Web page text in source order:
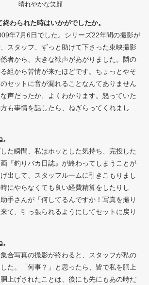
晴れやかな笑顔
わられた時はいかがでしたか。
年7月6日でした。シリーズ22年間の撮影が
スタッフ、ずっと助けて下さった東映撮影
者から、大きな歓声があがりました。隣の
組から苦情が来たほどです。ちょっとやそ
セットに音が漏れることなんてありません
声だったか、よくわかります。怒っていた
も事情を話したら、ねぎらってくれまし
た瞬間、私はホッとした気持ち、完投した
『釣りバカ日誌』が終わってしまうことが
出して、スタッフルームに引きこもりまし
にやらなくても良い経費精算をしたりし
手さんが「何してるんですか！写真を撮り
て、引っ張られるようにしてセットに戻り
合写真の撮影が終わると、スタッフが私の
た。「何事？」と思ったら、皆で私を胴上
上げされたことは、後にも先にもあの時だ